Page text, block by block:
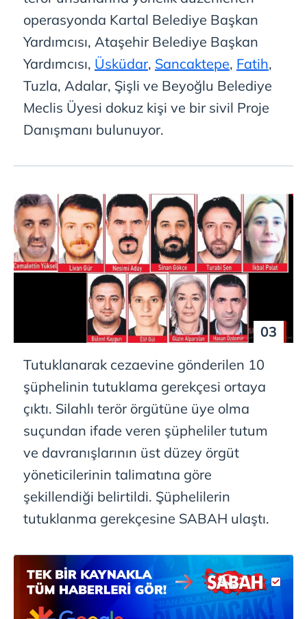
operasyonda Kartal Belediye Başkan
Yardımcısı, Ataşehir Belediye Başkan
Yardımcısı, Üsküdar, Sancaktepe, Fatih,
Tuzla, Adalar, Şişli ve Beyoğlu Belediye
Meclis Üyesi dokuz kişi ve bir sivil Proje
Danışmanı bulunuyor.
03
Tutuklanarak cezaevine gönderilen 10
şüphelinin tutuklama gerekçesi ortaya
çıktı. Silahlı terör örgütüne üye olma
suçundan ifade veren şüpheliler tutum
ve davranışlarının üst düzey örgüt
yöneticilerinin talimatına göre
şekillendiği belirtildi. Şüphelilerin
tutuklanma gerekçesine SABAH ulaştı.